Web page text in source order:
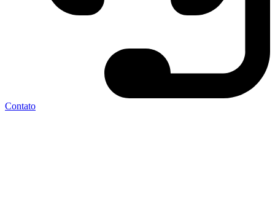
Contato